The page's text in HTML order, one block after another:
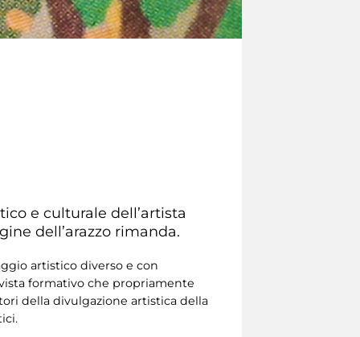
e culturale dell’artista
dell’arazzo rimanda.
artistico diverso e con
formativo che propriamente
della divulgazione artistica della